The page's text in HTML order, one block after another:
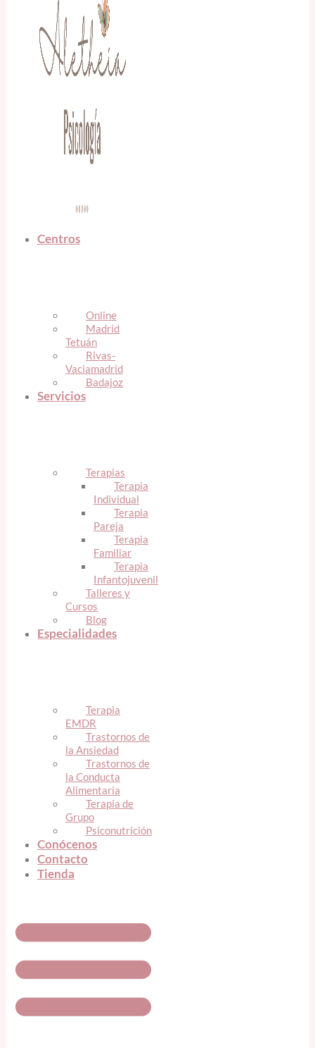
Centros
Online
Madrid
Tetuán
Rivas-
Vaciamadrid
Badajoz
Servicios
Terapias
Terapia
Individual
Terapia
Pareja
Terapia
Familiar
Terapia
Infantojuvenil
Talleres y
Cursos
Blog
Especialidades
Terapia
EMDR
Trastornos de
la Ansiedad
Trastornos de
la Conducta
Alimentaria
Terapia de
Grupo
Psiconutrición
Conócenos
Contacto
Tienda